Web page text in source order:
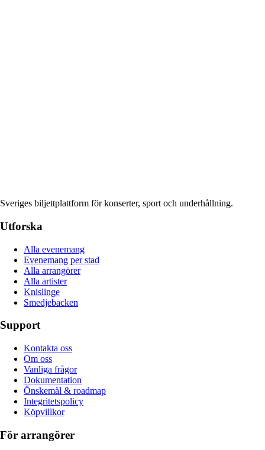
Sveriges biljettplattform för konserter, sport och underhållning.
Utforska
Alla evenemang
Evenemang per stad
Alla arrangörer
Alla artister
Knislinge
Smedjebacken
Support
Kontakta oss
Om oss
Vanliga frågor
Dokumentation
Önskemål & roadmap
Integritetspolicy
Köpvillkor
För arrangörer